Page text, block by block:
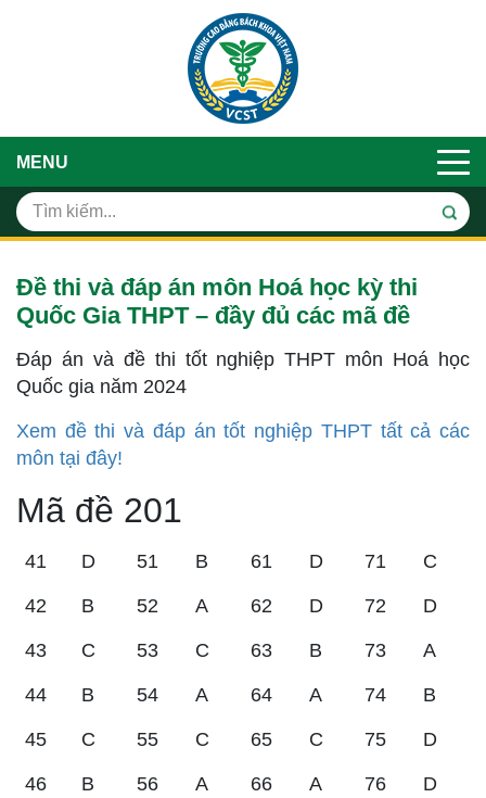
MENU
Đề thi và đáp án môn Hoá học kỳ thi
Quốc Gia THPT – đầy đủ các mã đề
Đáp án và đề thi tốt nghiệp THPT môn Hoá học
Quốc gia năm 2024
Xem đề thi và đáp án tốt nghiệp THPT tất cả các
môn tại đây!
Mã đề 201
41 D 51 B 61 D 71 C
42 B 52 A 62 D 72 D
43 C 53 C 63 B 73 A
44 B 54 A 64 A 74 B
45 C 55 C 65 C 75 D
46 B 56 A 66 A 76 D